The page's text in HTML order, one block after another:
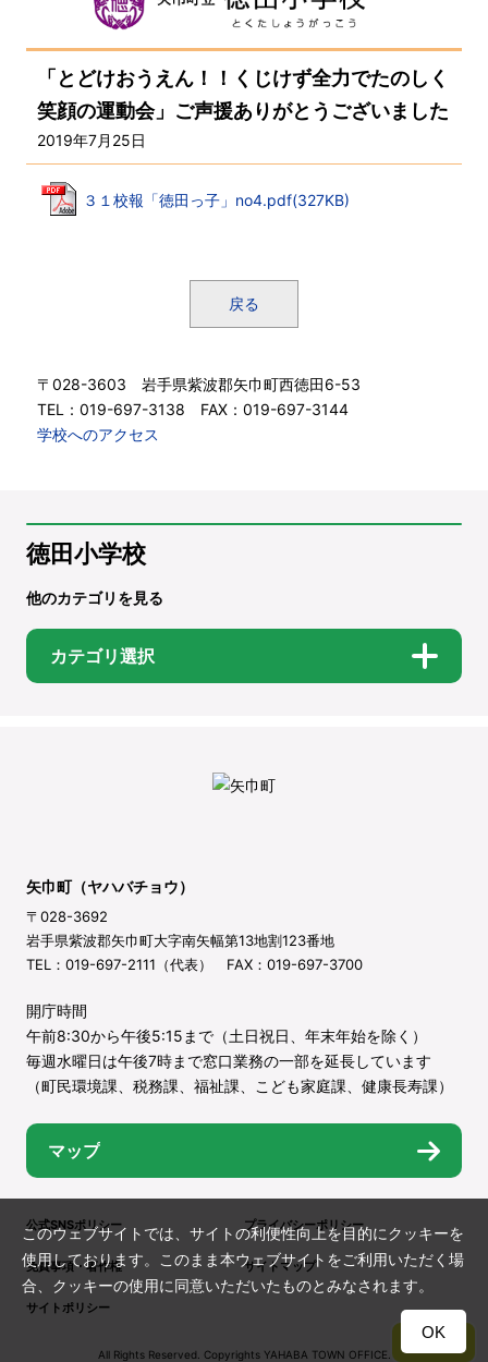
「とどけおうえん！！くじけず全力でたのしく
笑顔の運動会」ご声援ありがとうございました
2019年7月25日
３１校報「徳田っ子」no4.pdf(327KB)
戻る
〒028-3603 岩手県紫波郡矢巾町西徳田6-53
TEL：019-697-3138 FAX：019-697-3144
学校へのアクセス
徳田小学校
他のカテゴリを見る
カテゴリ選択
矢巾町（ヤハバチョウ）
〒028-3692
岩手県紫波郡矢巾町大字南矢幅第13地割123番地
TEL：019-697-2111（代表） FAX：019-697-3700
開庁時間
午前8:30から午後5:15まで（土日祝日、年末年始を除く）
毎週水曜日は午後7時まで窓口業務の一部を延長しています
（町民環境課、税務課、福祉課、こども家庭課、健康長寿課）
マップ
公式SNSポリシー プライバシーポリシー
免責事項・著作権 サイトマップ
サイトポリシー
All Rights Reserved. Copyrights YAHABA TOWN OFFICE.
TOP
このウェブサイトでは、サイトの利便性向上を目的にクッキーを
使用しております。このまま本ウェブサイトをご利用いただく場
合、クッキーの使用に同意いただいたものとみなされます。
OK